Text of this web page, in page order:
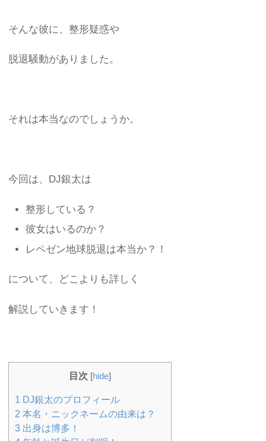
そんな彼に、整形疑惑や
脱退騒動がありました。
それは本当なのでしょうか。
今回は、DJ銀太は
整形している？
彼女はいるのか？
レペゼン地球脱退は本当か？！
について、どこよりも詳しく
解説していきます！
目次 [hide]
1 DJ銀太のプロフィール
2 本名・ニックネームの由来は？
3 出身は博多！